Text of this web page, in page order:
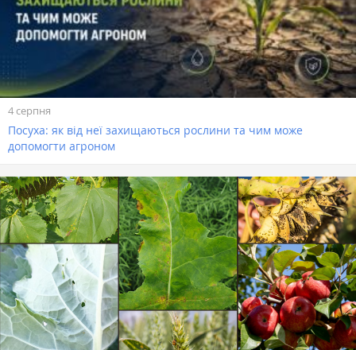
4 серпня
Посуха: як від неї захищаються рослини та чим може
допомогти агроном